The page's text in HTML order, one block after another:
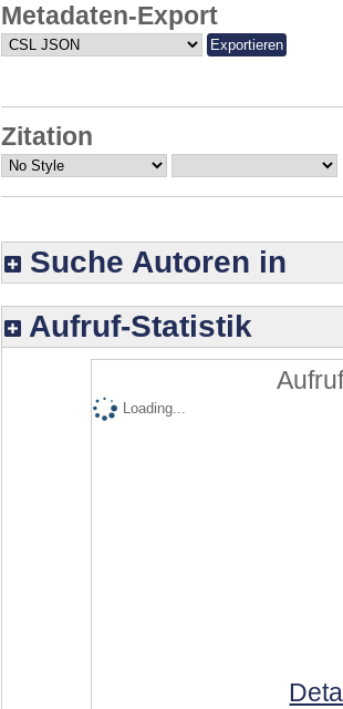
Metadaten-Export
Zitation
Suche Autoren in
Aufruf-Statistik
Loading...